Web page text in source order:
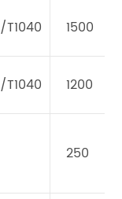
جيجابايت/T1040 1500
جيجابايت/T1040 1200
250